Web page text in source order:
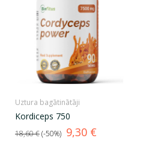
Uztura bagātinātāji
Kordiceps 750
Standarta
cena
18,60 € -50% Cena
9,30 €